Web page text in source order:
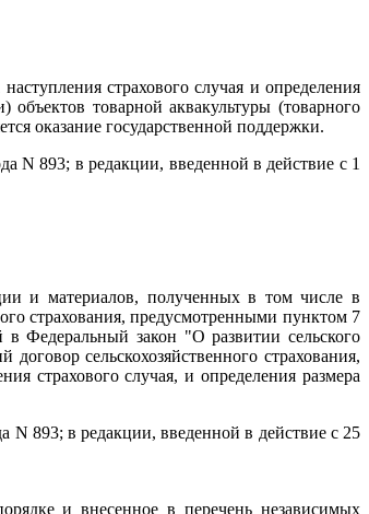
страхового случая и определения
товарной аквакультуры (товарного
оказание государственной поддержки.
N 893; в редакции, введенной в действие с 1
и материалов, полученных в том числе в
страхования, предусмотренными пунктом 7
в Федеральный закон "О развитии сельского
сельскохозяйственного страхования,
страхового случая, и определения размера
N 893; в редакции, введенной в действие с 25
и внесенное в перечень независимых